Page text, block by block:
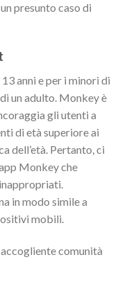
presunto caso di
13 anni e per i minori di
un adulto. Monkey è
gli utenti a
di età superiore ai
dell’età. Pertanto, ci
Monkey che
in modo simile a
mobili.
comunità